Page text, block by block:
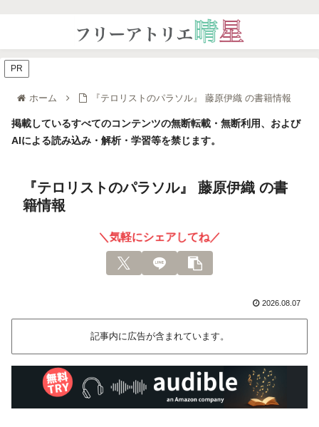
ホーム 『テロリストのパラソル』 藤原伊織 の書籍情報
掲載しているすべてのコンテンツの無断転載・無断利用、および
AIによる読み込み・解析・学習等を禁じます。
『テロリストのパラソル』 藤原伊織 の書
籍情報
＼気軽にシェアしてね／
2026.08.07
記事内に広告が含まれています。
PR